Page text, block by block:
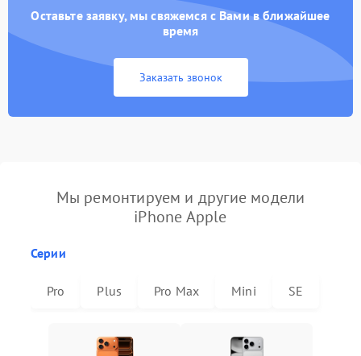
Оставьте заявку, мы свяжемся с Вами в ближайшее
время
Заказать звонок
Мы ремонтируем и другие модели
iPhone Apple
Серии
Pro Plus Pro Max Mini SE